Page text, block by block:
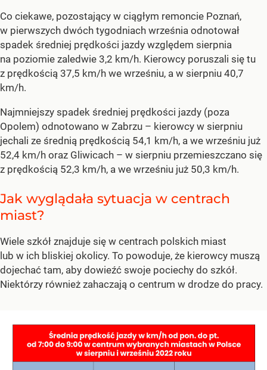
Co ciekawe, pozostający w ciągłym remoncie Poznań,
w pierwszych dwóch tygodniach września odnotował
spadek średniej prędkości jazdy względem sierpnia
na poziomie zaledwie 3,2 km/h. Kierowcy poruszali się tu
z prędkością 37,5 km/h we wrześniu, a w sierpniu 40,7
km/h.
Najmniejszy spadek średniej prędkości jazdy (poza
Opolem) odnotowano w Zabrzu – kierowcy w sierpniu
jechali ze średnią prędkością 54,1 km/h, a we wrześniu już
52,4 km/h oraz Gliwicach – w sierpniu przemieszczano się
z prędkością 52,3 km/h, a we wrześniu już 50,3 km/h.
Jak wyglądała sytuacja w centrach
miast?
Wiele szkół znajduje się w centrach polskich miast
lub w ich bliskiej okolicy. To powoduje, że kierowcy muszą
dojechać tam, aby dowieźć swoje pociechy do szkół.
Niektórzy również zahaczają o centrum w drodze do pracy.